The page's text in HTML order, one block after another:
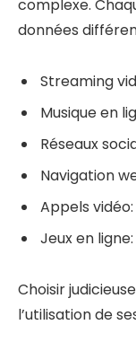
complexe.
données
Streaming
Musique en
Réseaux
Navigation
Appels
Jeux en
Choisir
l’utilisation de